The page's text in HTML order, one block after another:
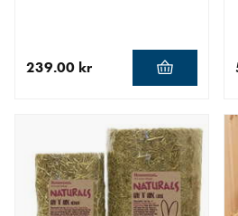
239.00 kr